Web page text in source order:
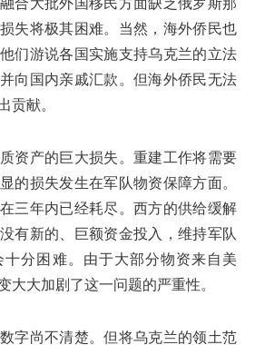
合大批外国移民方面缺乏俄罗斯那
失将极其困难。当然，海外侨民也
们游说各国实施支持乌克兰的立法
向国内亲戚汇款。但海外侨民无法
贡献。
资产的巨大损失。重建工作将需要
的损失发生在军队物资保障方面。
三年内已经耗尽。西方的供给缓解
有新的、巨额资金投入，维持军队
十分困难。由于大部分物资来自美
大大加剧了这一问题的严重性。
字尚不清楚。但将乌克兰的领土范